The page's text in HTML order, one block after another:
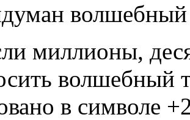
волшебный
миллионы,
волшебный
в символе